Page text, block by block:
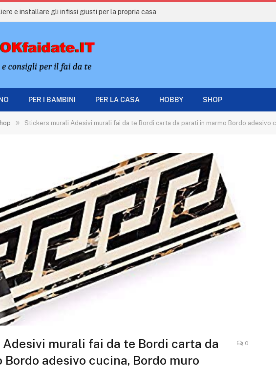
e installare gli infissi giusti per la propria casa
PER I BAMBINI PER LA CASA HOBBY SHOP
» Stickers murali Adesivi murali fai da te Bordi carta da parati in marmo Bordo adesivo cucina, Bordo muro motivo greco Adesivi
murali fai da te Bordi carta da
adesivo cucina, Bordo muro
0